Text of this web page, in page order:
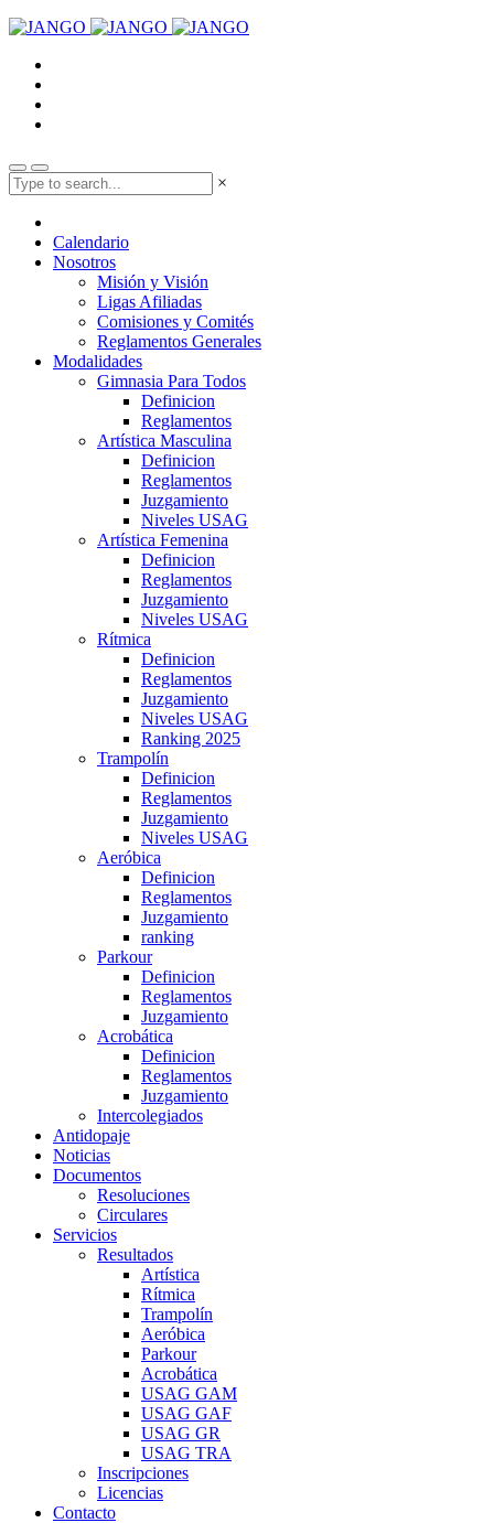
×
Calendario
Nosotros
Misión y Visión
Ligas Afiliadas
Comisiones y Comités
Reglamentos Generales
Modalidades
Gimnasia Para Todos
Definicion
Reglamentos
Artística Masculina
Definicion
Reglamentos
Juzgamiento
Niveles USAG
Artística Femenina
Definicion
Reglamentos
Juzgamiento
Niveles USAG
Rítmica
Definicion
Reglamentos
Juzgamiento
Niveles USAG
Ranking 2025
Trampolín
Definicion
Reglamentos
Juzgamiento
Niveles USAG
Aeróbica
Definicion
Reglamentos
Juzgamiento
ranking
Parkour
Definicion
Reglamentos
Juzgamiento
Acrobática
Definicion
Reglamentos
Juzgamiento
Intercolegiados
Antidopaje
Noticias
Documentos
Resoluciones
Circulares
Servicios
Resultados
Artística
Rítmica
Trampolín
Aeróbica
Parkour
Acrobática
USAG GAM
USAG GAF
USAG GR
USAG TRA
Inscripciones
Licencias
Contacto